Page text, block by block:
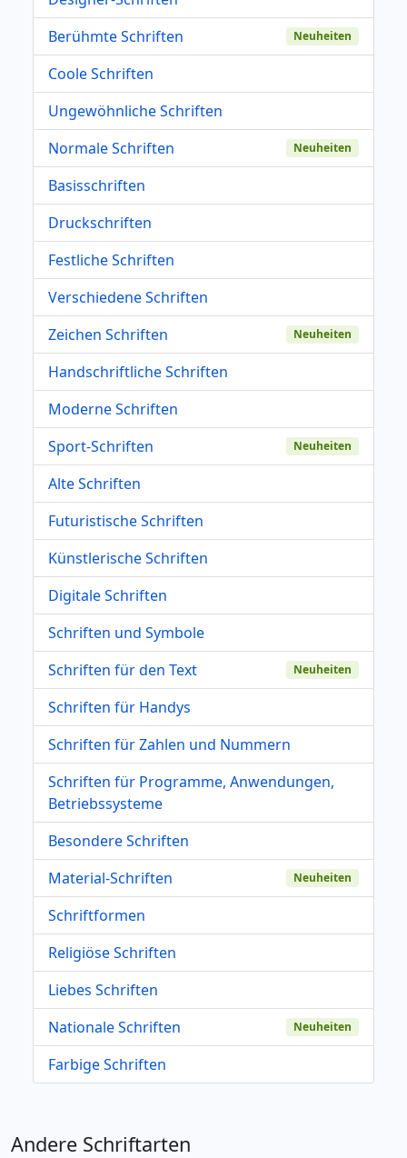
Berühmte Schriften
Neuheiten
Coole Schriften
Ungewöhnliche Schriften
Normale Schriften
Neuheiten
Basisschriften
Druckschriften
Festliche Schriften
Verschiedene Schriften
Zeichen Schriften
Neuheiten
Handschriftliche Schriften
Moderne Schriften
Sport-Schriften
Neuheiten
Alte Schriften
Futuristische Schriften
Künstlerische Schriften
Digitale Schriften
Schriften und Symbole
Schriften für den Text
Neuheiten
Schriften für Handys
Schriften für Zahlen und Nummern
Schriften für Programme, Anwendungen,
Betriebssysteme
Besondere Schriften
Material-Schriften
Neuheiten
Schriftformen
Religiöse Schriften
Liebes Schriften
Nationale Schriften
Neuheiten
Farbige Schriften
Andere Schriftarten